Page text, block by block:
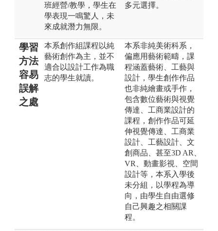
班經營/教學，學生在
學表現一鳴驚人，未
來成就潛力無限。
多元選擇。
學習
方法
容易
誤解
之處
本系創作組課程以純
藝術創作為主，並不
適合以設計工作為職
志的學生就讀。
本系非純美術科系，
偏應用藝術範疇，課
程涵蓋藝術、工藝與
設計，學生創作作品
也非純繪畫或手作，
包含數位藝術與視覺
傳達、工商業設計的
課程，創作作品可延
伸視覺傳達、工商業
設計、工藝設計、文
創商品、甚至3D AR、
VR、動畫影視、空間
設計等，本系入學後
未分組，以學程為導
向，由學生自由選修
自己興趣之相關課
程。